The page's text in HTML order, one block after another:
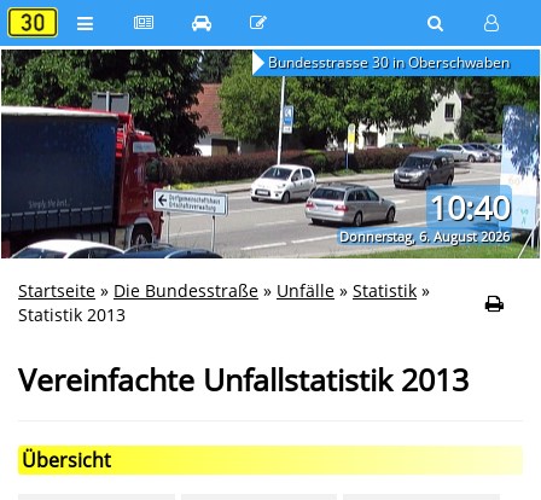
Bundesstrasse 30 in Oberschwaben
10:40
Donnerstag, 6. August 2026
Startseite » Die Bundesstraße » Unfälle » Statistik »
Statistik 2013
Vereinfachte Unfallstatistik 2013
Übersicht